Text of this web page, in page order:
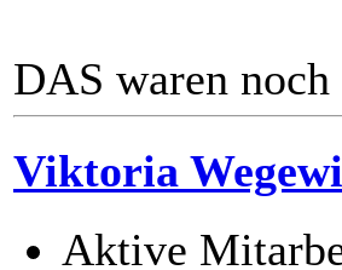
DAS waren
Viktoria
Aktive